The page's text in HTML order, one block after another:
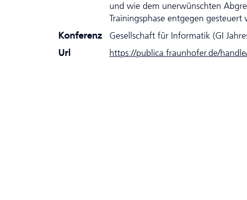
und wie dem unerwünschten
Trainingsphase entgegen gesteuert
Konferenz
Gesellschaft für Informatik (GI
Url
https://publica.fraunhofer.de/